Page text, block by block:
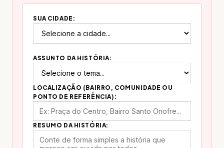
SUA CIDADE:
ASSUNTO DA HISTÓRIA:
LOCALIZAÇÃO (BAIRRO, COMUNIDADE OU
PONTO DE REFERÊNCIA):
RESUMO DA HISTÓRIA: